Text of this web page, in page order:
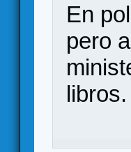
En
pero
libros.